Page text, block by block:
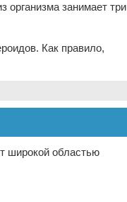
организма занимает три
Как правило,
широкой областью